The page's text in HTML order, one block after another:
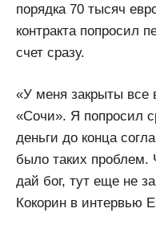
порядка 70 тысяч
контракта попросил
счет сразу.
«У меня закрыты все
«Сочи». Я попросил
деньги до конца
было таких
дай бог, тут еще не
Кокорин в интервью